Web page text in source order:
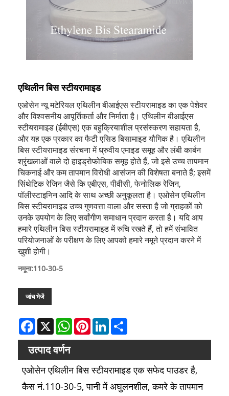
एथिलीन बिस स्टीयरामाइड
एओसेन न्यू मटेरियल एथिलीन बीआईएस स्टीयरामाइड का एक पेशेवर
और विश्वसनीय आपूर्तिकर्ता और निर्माता है। एथिलीन बीआईएस
स्टीयरामाइड (ईबीएस) एक बहुक्रियाशील प्रसंस्करण सहायता है,
और यह एक प्रकार का फैटी एसिड बिसामाइड यौगिक है। एथिलीन
बिस स्टीयरामाइड संरचना में ध्रुवीय एमाइड समूह और लंबी कार्बन
श्रृंखलाओं वाले दो हाइड्रोफोबिक समूह होते हैं, जो इसे उच्च तापमान
चिकनाई और कम तापमान विरोधी आसंजन की विशेषता बनाते हैं; इसमें
सिंथेटिक रेजिन जैसे कि एबीएस, पीवीसी, फेनोलिक रेजिन,
पॉलीस्टाइनिन आदि के साथ अच्छी अनुकूलता है। एओसेन एथिलीन
बिस स्टीयरामाइड उच्च गुणवत्ता वाला और सस्ता है जो ग्राहकों को
उनके उपयोग के लिए सर्वांगीण समाधान प्रदान करता है। यदि आप
हमारे एथिलीन बिस स्टीयरामाइड में रुचि रखते हैं, तो हमें संभावित
परियोजनाओं के परीक्षण के लिए आपको हमारे नमूने प्रदान करने में
खुशी होगी।
नमूना:110-30-5
जांच भेजें
Facebook
X WhatsAppPinterestLinkedIn
उत्पाद वर्णन
एओसेन एथिलीन बिस स्टीयरामाइड एक सफेद पाउडर है,
कैस नं.110-30-5, पानी में अघुलनशील, कमरे के तापमान